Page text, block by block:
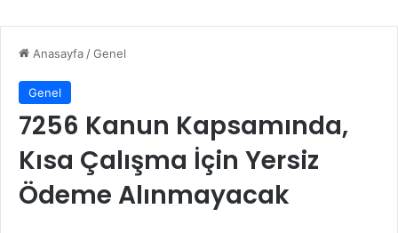
Anasayfa /Genel
Genel
7256 Kanun Kapsamında,
Kısa Çalışma İçin Yersiz
Ödeme Alınmayacak